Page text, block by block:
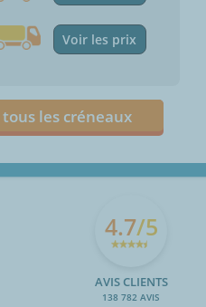
Voir les prix
les créneaux
4.7/5
AVIS CLIENTS
138 782 AVIS